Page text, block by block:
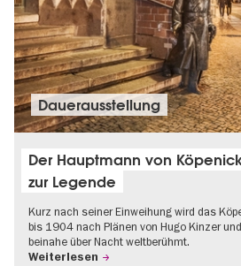
Dauer­aus­stel­lung
Der Hauptmann von
zur Legende
Kurz nach seiner Einweihung wird das
bis 1904 nach Plänen von Hugo Kinzer
beinahe über Nacht weltberühmt.
Weiterlesen